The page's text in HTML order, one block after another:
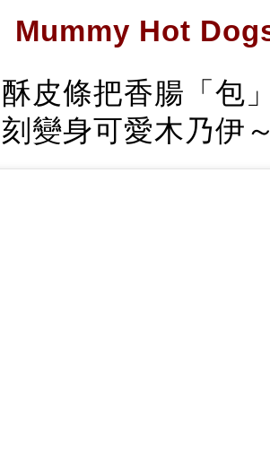
Mummy Hot
皮條把香腸「包
變身可愛木乃伊